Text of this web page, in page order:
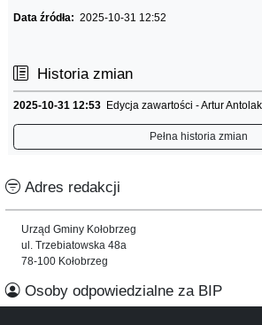
Data źródła: 2025-10-31 12:52
Historia zmian
2025-10-31 12:53 Edycja zawartości - Artur Antolak
Pełna historia zmian
Adres redakcji
Urząd Gminy Kołobrzeg
ul. Trzebiatowska 48a
78-100 Kołobrzeg
Osoby odpowiedzialne za BIP